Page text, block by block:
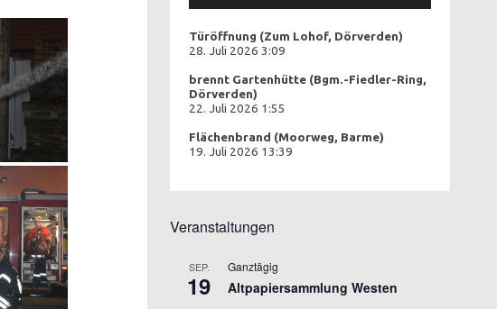
Türöffnung (Zum Lohof, Dörverden)
28. Juli 2026 3:09
brennt Gartenhütte (Bgm.-Fiedler-Ring,
Dörverden)
22. Juli 2026 1:55
Flächenbrand (Moorweg, Barme)
19. Juli 2026 13:39
Veranstaltungen
SEP.
19
Ganztägig
Altpapiersammlung Westen